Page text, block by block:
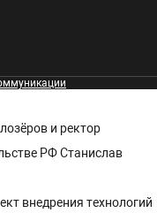
и ректор
РФ Станислав
внедрения технологий